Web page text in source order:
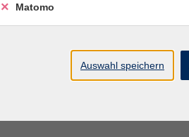
Matomo
Auswahl speichern